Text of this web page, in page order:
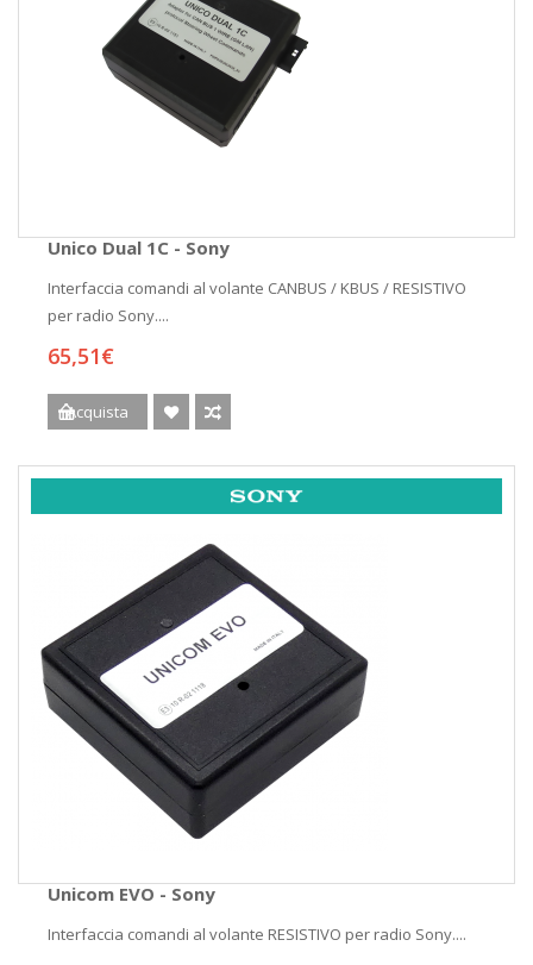
Unico Dual 1C - Sony
Interfaccia comandi al volante CANBUS / KBUS / RESISTIVO
per radio Sony....
65,51€
Acquista
Unicom EVO - Sony
Interfaccia comandi al volante RESISTIVO per radio Sony....